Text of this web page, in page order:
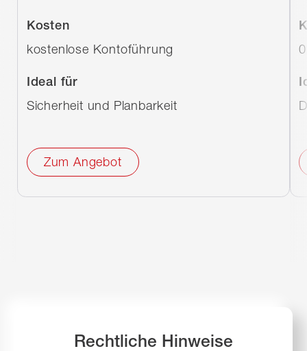
Kosten
kostenlose Kontoführung
Ideal für
Sicherheit und Planbarkeit
Zum Angebot
Rechtliche Hinweise